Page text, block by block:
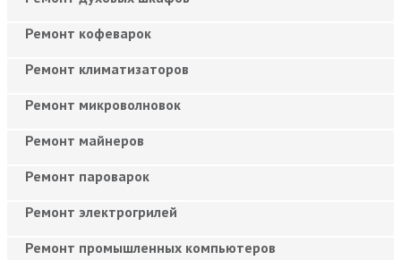
Ремонт кофеварок
Ремонт климатизаторов
Ремонт микроволновок
Ремонт майнеров
Ремонт пароварок
Ремонт электрогрилей
Ремонт промышленных компьютеров